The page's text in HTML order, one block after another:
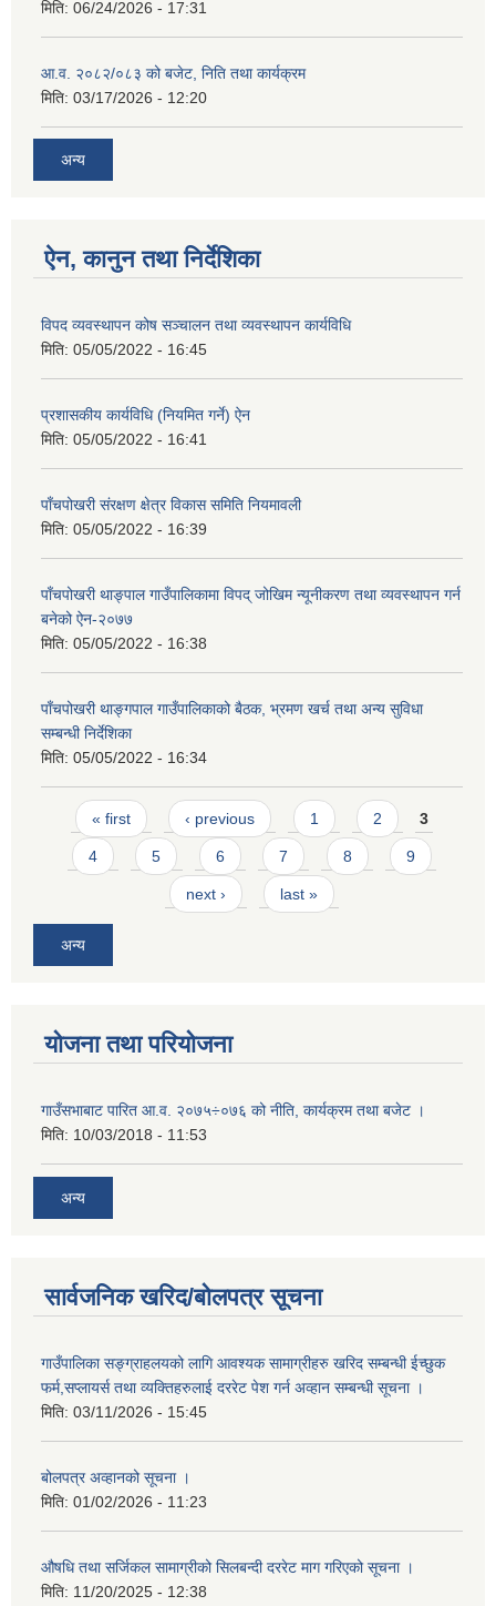
मिति: 06/24/2026 - 17:31
आ.व. २०८२/०८३ को बजेट, निति तथा कार्यक्रम
मिति: 03/17/2026 - 12:20
अन्य
ऐन, कानुन तथा निर्देशिका
विपद व्यवस्थापन कोष सञ्चालन तथा व्यवस्थापन कार्यविधि
मिति: 05/05/2022 - 16:45
प्रशासकीय कार्यविधि (नियमित गर्ने) ऐन
मिति: 05/05/2022 - 16:41
पाँचपोखरी संरक्षण क्षेत्र विकास समिति नियमावली
मिति: 05/05/2022 - 16:39
पाँचपोखरी थाङ्पाल गाउँपालिकामा विपद् जोखिम न्यूनीकरण तथा व्यवस्थापन गर्न
बनेको ऐन-२०७७
मिति: 05/05/2022 - 16:38
पाँचपोखरी थाङ्गपाल गाउँपालिकाको बैठक, भ्रमण खर्च तथा अन्य सुविधा
सम्बन्धी निर्देशिका
मिति: 05/05/2022 - 16:34
Pages
« first ‹ previous 1 2 3
4 5 6 7 8 9
next › last »
अन्य
योजना तथा परियोजना
गाउँसभाबाट पारित आ.व. २०७५÷०७६ को नीति, कार्यक्रम तथा बजेट ।
मिति: 10/03/2018 - 11:53
अन्य
सार्वजनिक खरिद/बोलपत्र सूचना
गाउँपालिका सङ्ग्राहलयको लागि आवश्यक सामाग्रीहरु खरिद सम्बन्धी ईच्छुक
फर्म,सप्लायर्स तथा व्यक्तिहरुलाई दररेट पेश गर्न अव्हान सम्बन्धी सूचना ।
मिति: 03/11/2026 - 15:45
बोलपत्र अव्हानको सूचना ।
मिति: 01/02/2026 - 11:23
औषधि तथा सर्जिकल सामाग्रीको सिलबन्दी दररेट माग गरिएको सूचना ।
मिति: 11/20/2025 - 12:38